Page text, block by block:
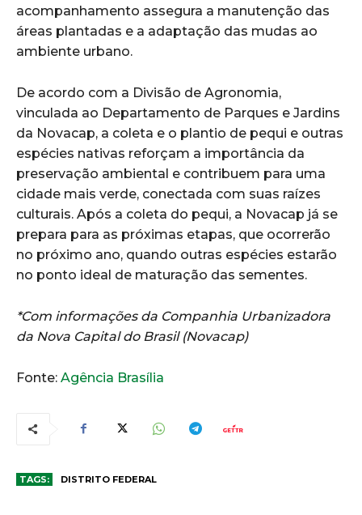
acompanhamento assegura a manutenção das
áreas plantadas e a adaptação das mudas ao
ambiente urbano.
De acordo com a Divisão de Agronomia,
vinculada ao Departamento de Parques e Jardins
da Novacap, a coleta e o plantio de pequi e outras
espécies nativas reforçam a importância da
preservação ambiental e contribuem para uma
cidade mais verde, conectada com suas raízes
culturais. Após a coleta do pequi, a Novacap já se
prepara para as próximas etapas, que ocorrerão
no próximo ano, quando outras espécies estarão
no ponto ideal de maturação das sementes.
*Com informações da Companhia Urbanizadora
da Nova Capital do Brasil (Novacap)
Fonte: Agência Brasília
TAGS: DISTRITO FEDERAL